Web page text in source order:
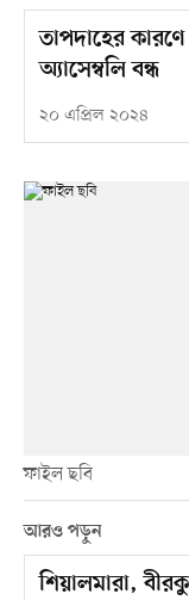
তাপদাহের কারণে
অ্যাসেম্বলি বন্ধ
২০ এপ্রিল ২০২৪
ফাইল ছবি
আরও পড়ুন
শিয়ালমারা,